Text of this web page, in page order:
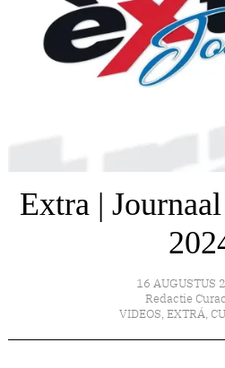
Extra |
16 AUGUSTUS
Redactie
VIDEOS, EXTRÁ,